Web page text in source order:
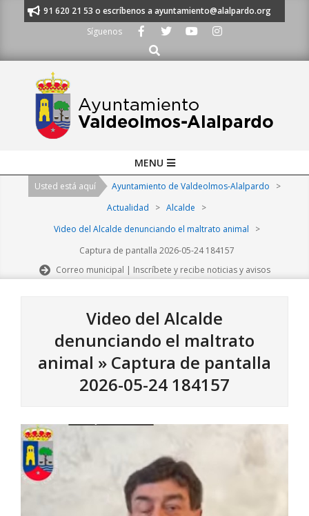
al 91 620 21 53 o escríbenos a ayuntamiento@alalpardo.org
Síguenos
Buscar
Navigation
MENU
Usted está aquí Ayuntamiento de Valdeolmos-Alalpardo
>
Actualidad
> Alcalde
>
Video del Alcalde denunciando el maltrato animal
>
Captura de pantalla 2026-05-24 184157
Correo municipal | Inscríbete y recibe noticias y avisos
Video del Alcalde
denunciando el maltrato
animal » Captura de pantalla
2026-05-24 184157